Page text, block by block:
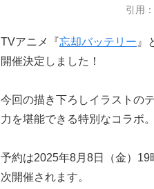
引用
TVアニメ『忘却バッテリー 』
開催決定しました！
今回の描き下ろしイラストの
力を堪能できる特別なコラボ。
予約は2025年8月8日（金）
次開催されます。